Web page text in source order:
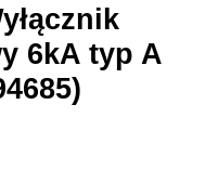
6kA typ A